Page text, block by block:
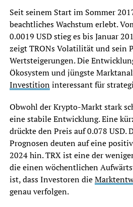
Seit seinem Start im Sommer
beachtliches Wachstum erlebt.
0.0019 USD stieg es bis Januar
zeigt TRONs Volatilität und sein
Wertsteigerungen. Die
Ökosystem und jüngste
Investitioninteressant für
Obwohl der Krypto-Markt stark
eine stabile Entwicklung. Eine
drückte den Preis auf 0.078 USD.
Prognosen deuten auf eine
2024 hin. TRX ist eine der
die einen wöchentlichen
ist, dass Investoren die
genau verfolgen.